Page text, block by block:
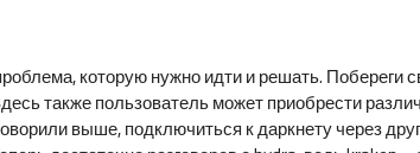
которую нужно идти и решать. Побереги
также пользователь может приобрести
выше, подключиться к даркнету через